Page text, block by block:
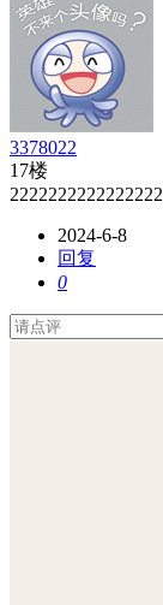
3378022
17楼
2222222222222222
2024-6-8
回复
0